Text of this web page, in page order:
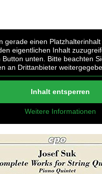
gerade einen Platzhalterinhalt
eigentlichen Inhalt
Button unten. Bitte beachten
an Drittanbieter
Inhalt entsperren
Weitere Informationen